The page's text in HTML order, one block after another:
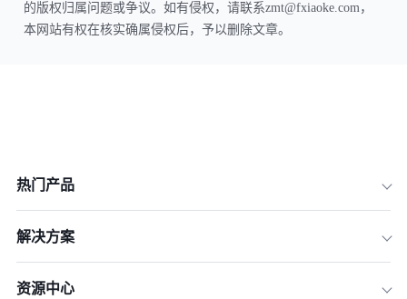
的版权归属问题或争议。如有侵权，请联系zmt@fxiaoke.com，
本网站有权在核实确属侵权后，予以删除文章。
热门产品
解决方案
资源中心